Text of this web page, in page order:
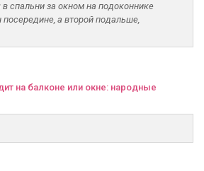
в спальни за окном на подоконнике
посередине, а второй подальше,
на балконе или окне: народные